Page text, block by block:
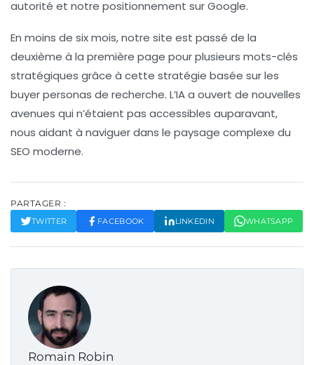
autorité et notre positionnement sur Google.
En moins de six mois, notre site est passé de la
deuxième à la première page pour plusieurs mots-clés
stratégiques grâce à cette stratégie basée sur les
buyer personas de recherche. L’IA a ouvert de nouvelles
avenues qui n’étaient pas accessibles auparavant,
nous aidant à naviguer dans le paysage complexe du
SEO moderne.
PARTAGER :
TWITTER FACEBOOK LINKEDIN WHATSAPP
Romain Robin